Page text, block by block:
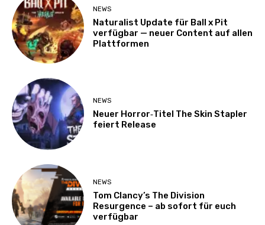
NEWS
Naturalist Update für Ball x Pit
verfügbar — neuer Content auf allen
Plattformen
NEWS
Neuer Horror‑Titel The Skin Stapler
feiert Release
NEWS
Tom Clancy’s The Division
Resurgence – ab sofort für euch
verfügbar